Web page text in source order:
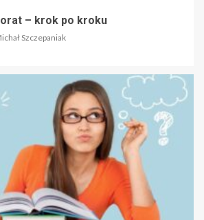
– krok po kroku
Szczepaniak